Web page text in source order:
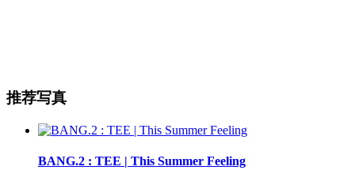
推荐写真
BANG.2 : TEE | This Summer Feeling